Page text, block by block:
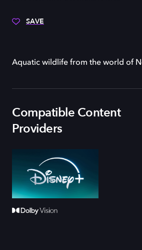
SAVE
Aquatic wildlife from the world of
Compatible Content
Providers